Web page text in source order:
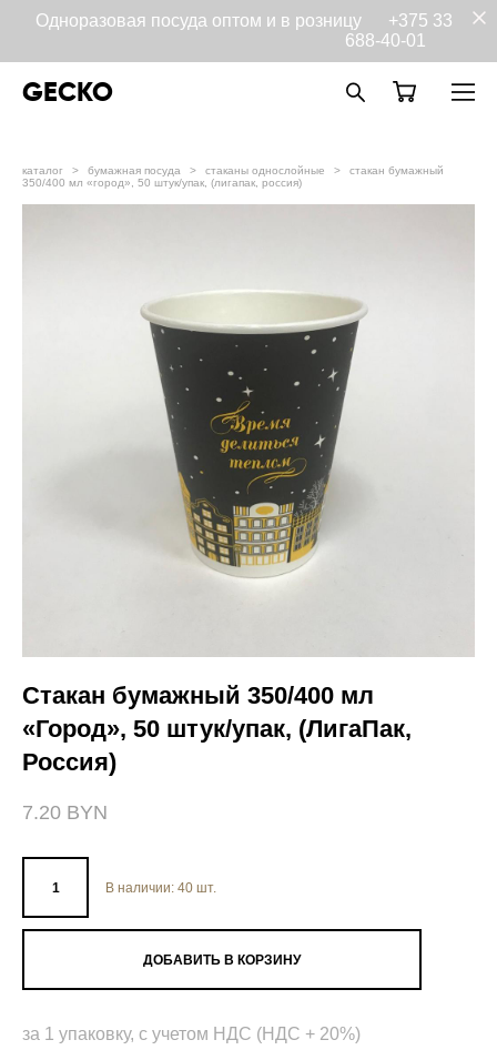
Одноразовая посуда оптом и в розницу +375 33
688-40-01
GECKO
каталог > бумажная посуда > стаканы однослойные >
стакан бумажный
350/400 мл «город», 50 штук/упак, (лигапак, россия)
Стакан бумажный 350/400 мл
«Город», 50 штук/упак, (ЛигаПак,
Россия)
7.20 BYN
В наличии: 40 шт.
ДОБАВИТЬ В КОРЗИНУ
за 1 упаковку, с учетом НДС (НДС + 20%)